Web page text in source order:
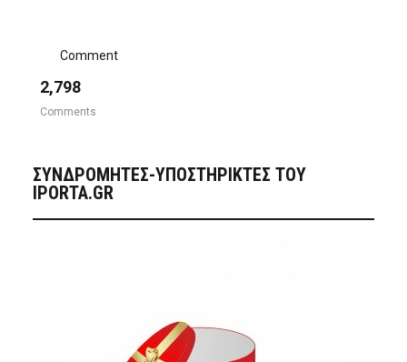
Comment
2,798
Comments
ΣΥΝΔΡΟΜΗΤΈΣ-ΥΠΟΣΤΗΡΙΚΤΈΣ ΤΟΥ
IPORTA.GR